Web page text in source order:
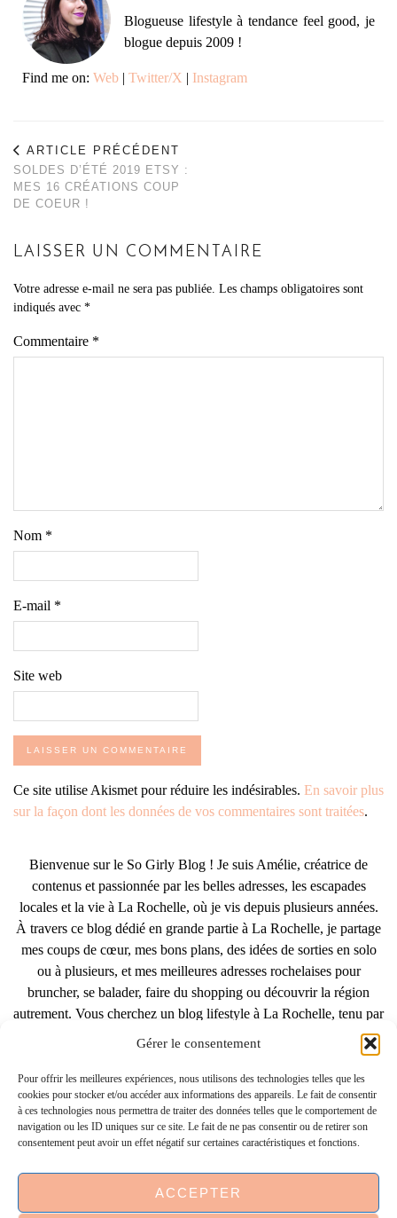
Gérer le consentement
Pour offrir les meilleures expériences, nous utilisons des technologies telles que les
cookies pour stocker et/ou accéder aux informations des appareils. Le fait de consentir
à ces technologies nous permettra de traiter des données telles que le comportement de
navigation ou les ID uniques sur ce site. Le fait de ne pas consentir ou de retirer son
consentement peut avoir un effet négatif sur certaines caractéristiques et fonctions.
ACCEPTER
Blogueuse lifestyle à tendance feel good, je
blogue depuis 2009 !
Find me on: Web | Twitter/X | Instagram
ARTICLE PRÉCÉDENT
SOLDES D’ÉTÉ 2019 ETSY :
MES 16 CRÉATIONS COUP
DE COEUR !
LAISSER UN COMMENTAIRE
Votre adresse e-mail ne sera pas publiée. Les champs obligatoires sont
indiqués avec *
Commentaire *
Nom *
E-mail *
Site web
Ce site utilise Akismet pour réduire les indésirables. En savoir plus
sur la façon dont les données de vos commentaires sont traitées.
Bienvenue sur le So Girly Blog ! Je suis Amélie, créatrice de
contenus et passionnée par les belles adresses, les escapades
locales et la vie à La Rochelle, où je vis depuis plusieurs années.
À travers ce blog dédié en grande partie à La Rochelle, je partage
mes coups de cœur, mes bons plans, des idées de sorties en solo
ou à plusieurs, et mes meilleures adresses rochelaises pour
bruncher, se balader, faire du shopping ou découvrir la région
autrement. Vous cherchez un blog lifestyle à La Rochelle, tenu par
une locale ? Vous êtes au bon endroit. Que vous soyez
Rochelais·e ou de passage dans notre belle ville, j’espère que mes
articles vous aideront à profiter de La Rochelle comme un·e vrai·e
initié·e. !